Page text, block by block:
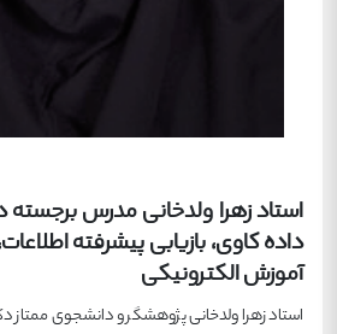
استاد زهرا ولدخانی مدرس
داده کاوی، بازیابی پیشرفته
آموزش الکترونیکی
استاد زهرا ولدخانی پژوهشگر و دانشجوی